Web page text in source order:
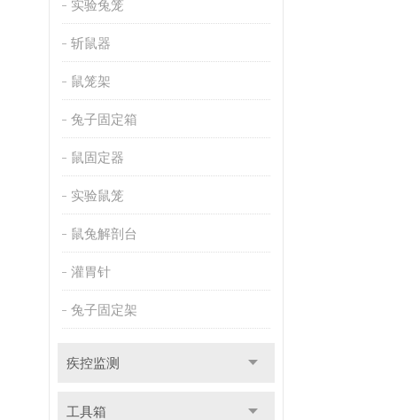
实验兔笼
斩鼠器
鼠笼架
兔子固定箱
鼠固定器
实验鼠笼
鼠兔解剖台
灌胃针
兔子固定架
疾控监测
工具箱